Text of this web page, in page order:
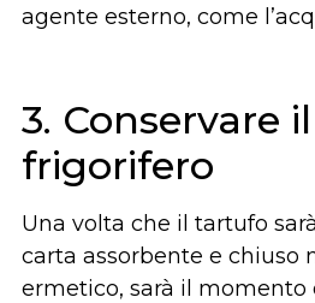
agente esterno, come
3. Conservare
frigorifero
Una volta che il tartufo
carta assorbente e chiuso
ermetico, sarà il momento